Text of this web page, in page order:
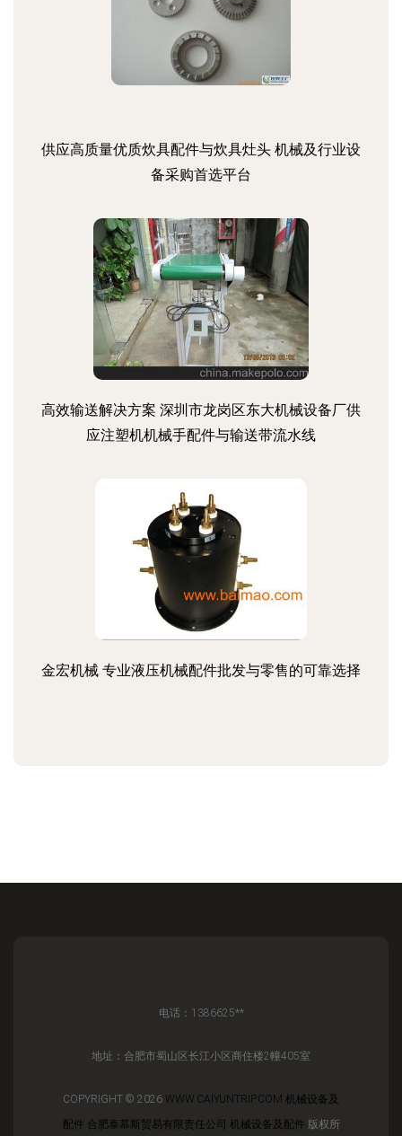
供应高质量优质炊具配件与炊具灶头 机械及行业设
备采购首选平台
高效输送解决方案 深圳市龙岗区东大机械设备厂供
应注塑机机械手配件与输送带流水线
金宏机械 专业液压机械配件批发与零售的可靠选择
电话：1386625**
地址：合肥市蜀山区长江小区商住楼2幢405室
COPYRIGHT © 2026 WWW.CAIYUNTRIP.COM 机械设备及
配件 合肥泰慕斯贸易有限责任公司 机械设备及配件 版权所